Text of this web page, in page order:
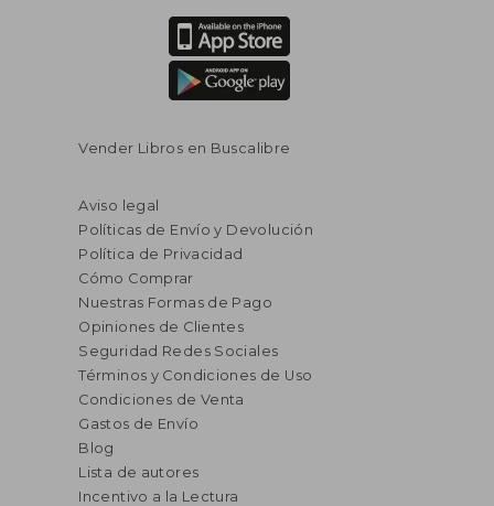
Vender Libros en Buscalibre
Aviso legal
Políticas de Envío y Devolución
Política de Privacidad
Cómo Comprar
Nuestras Formas de Pago
Opiniones de Clientes
Seguridad Redes Sociales
Términos y Condiciones de Uso
Condiciones de Venta
Gastos de Envío
Blog
Lista de autores
Incentivo a la Lectura